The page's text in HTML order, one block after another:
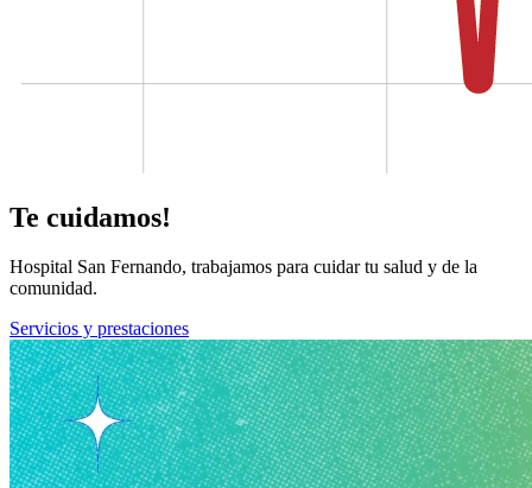
Te cuidamos!
Hospital San Fernando, trabajamos para cuidar tu salud y de la
comunidad.
Servicios y prestaciones